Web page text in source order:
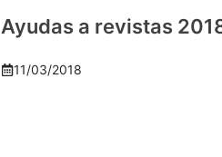
Ayudas a revistas
11/03/2018